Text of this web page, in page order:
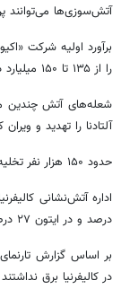
آتش‌سوزی‌ها می‌توانند
برآورد اولیه شرکت «اکیو
را از ۱۳۵ تا ۱۵۰ میلیارد دلار تخمین می‌زند.
شعله‌های آتش چندین
آلتادنا را تهدید و
حدود ۱۵۰ هزار نفر تخلیه شده‌اند و بیش از ۷۰۰ نفر در ۹ مرکز پناه داده شده‌اند.
اداره آتش‌نشانی
درصد و در ایتون
بر اساس گزارش تارنمای
در کالیفرنیا برق